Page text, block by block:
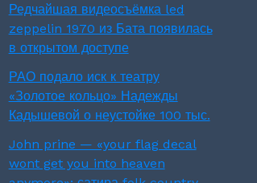
Редчайшая видеосъёмка led
zeppelin 1970 из Бата появилась
в открытом доступе
РАО подало иск к театру
«Золотое кольцо» Надежды
Кадышевой о неустойке 100 тыс.
John prine — «your flag decal
wont get you into heaven